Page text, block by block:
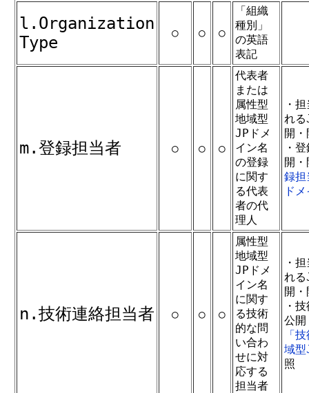
l.Organization
Type
○ ○ ○
「組織
種別」
の英語
表記
m.登録担当者 ○ ○ ○
代表者
または
属性型
地域型
JPドメ
イン名
の登録
に関す
る代表
者の代
理人
・
れ
開
・
開
録
ド
n.技術連絡担当者 ○ ○ ○
属性型
地域型
JPドメ
イン名
に関す
る技術
的な問
い合わ
せに対
応する
担当者
・
れ
開
・
公開
「
域
照